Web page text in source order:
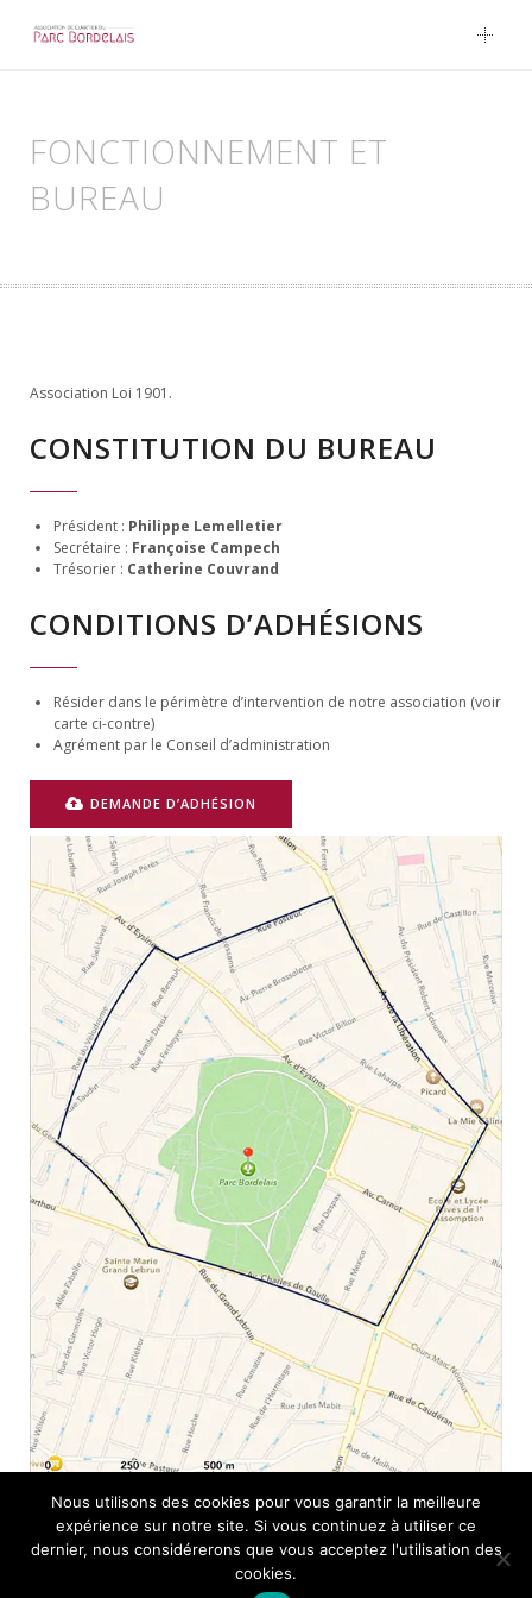
Skip to content
FONCTIONNEMENT ET
BUREAU
Association Loi 1901.
CONSTITUTION DU BUREAU
Président : Philippe Lemelletier
Secrétaire : Françoise Campech
Trésorier : Catherine Couvrand
CONDITIONS D’ADHÉSIONS
Résider dans le périmètre d’intervention de notre association (voir
carte ci-contre)
Agrément par le Conseil d’administration
DEMANDE D’ADHÉSION
© 2015 ASSOCIATION DE QUARTIER DU PARC BORDELAIS. TOUS DROITS
STUDIO DIGITALE ARTISTE
Nous utilisons des cookies pour vous garantir la meilleure
expérience sur notre site. Si vous continuez à utiliser ce
dernier, nous considérerons que vous acceptez l'utilisation des
cookies.